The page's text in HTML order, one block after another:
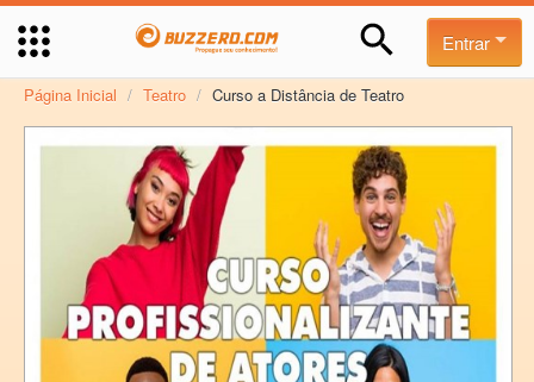
Entrar
Página Inicial / Teatro / Curso a Distância de Teatro